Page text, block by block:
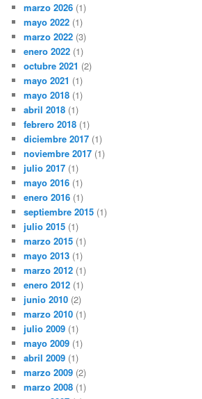
marzo 2026 (1)
mayo 2022 (1)
marzo 2022 (3)
enero 2022 (1)
octubre 2021 (2)
mayo 2021 (1)
mayo 2018 (1)
abril 2018 (1)
febrero 2018 (1)
diciembre 2017 (1)
noviembre 2017 (1)
julio 2017 (1)
mayo 2016 (1)
enero 2016 (1)
septiembre 2015 (1)
julio 2015 (1)
marzo 2015 (1)
mayo 2013 (1)
marzo 2012 (1)
enero 2012 (1)
junio 2010 (2)
marzo 2010 (1)
julio 2009 (1)
mayo 2009 (1)
abril 2009 (1)
marzo 2009 (2)
marzo 2008 (1)